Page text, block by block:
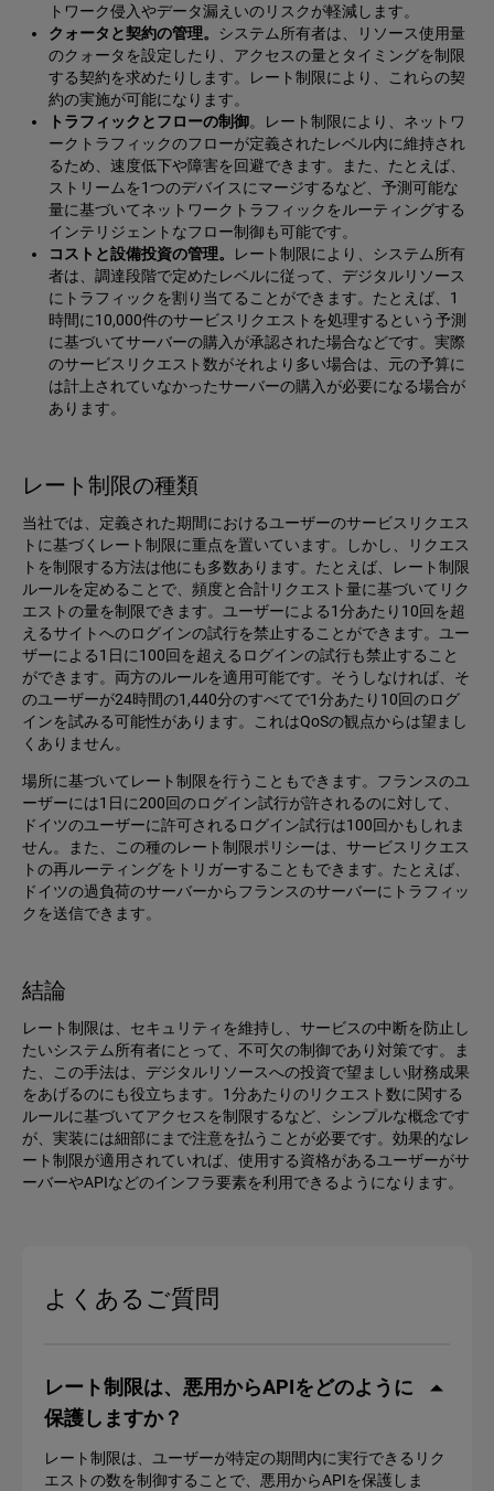
トワーク侵入やデータ漏えいのリスクが軽減します。
クォータと契約の管理。
システム所有者は、リソース使用量
のクォータを設定したり、アクセスの量とタイミングを制限
する契約を求めたりします。レート制限により、これらの契
約の実施が可能になります。
トラフィックとフローの制御。レート制限により、ネットワ
ークトラフィックのフローが定義されたレベル内に維持され
るため、速度低下や障害を回避できます。また、たとえば、
ストリームを1つのデバイスにマージするなど、予測可能な
量に基づいてネットワークトラフィックをルーティングする
インテリジェントなフロー制御も可能です。
コストと設備投資の管理。
レート制限により、システム所有
者は、調達段階で定めたレベルに従って、デジタルリソース
にトラフィックを割り当てることができます。たとえば、1
時間に10,000件のサービスリクエストを処理するという予測
に基づいてサーバーの購入が承認された場合などです。実際
のサービスリクエスト数がそれより多い場合は、元の予算に
は計上されていなかったサーバーの購入が必要になる場合が
あります。
レート制限の種類
当社では、定義された期間におけるユーザーのサービスリクエス
トに基づくレート制限に重点を置いています。しかし、リクエス
トを制限する方法は他にも多数あります。たとえば、レート制限
ルールを定めることで、頻度と合計リクエスト量に基づいてリク
エストの量を制限できます。ユーザーによる1分あたり10回を超
えるサイトへのログインの試行を禁止することができます。ユー
ザーによる1日に100回を超えるログインの試行も禁止すること
ができます。両方のルールを適用可能です。そうしなければ、そ
のユーザーが24時間の1,440分のすべてで1分あたり10回のログ
インを試みる可能性があります。これはQoSの観点からは望まし
くありません。
場所に基づいてレート制限を行うこともできます。フランスのユ
ーザーには1日に200回のログイン試行が許されるのに対して、
ドイツのユーザーに許可されるログイン試行は100回かもしれま
せん。また、この種のレート制限ポリシーは、サービスリクエス
トの再ルーティングをトリガーすることもできます。たとえば、
ドイツの過負荷のサーバーからフランスのサーバーにトラフィッ
クを送信できます。
結論
レート制限は、セキュリティを維持し、サービスの中断を防止し
たいシステム所有者にとって、不可欠の制御であり対策です。ま
た、この手法は、デジタルリソースへの投資で望ましい財務成果
をあげるのにも役立ちます。1分あたりのリクエスト数に関する
ルールに基づいてアクセスを制限するなど、シンプルな概念です
が、実装には細部にまで注意を払うことが必要です。効果的なレ
ート制限が適用されていれば、使用する資格があるユーザーがサ
ーバーやAPIなどのインフラ要素を利用できるようになります。
よくあるご質問
レート制限は、悪用からAPIをどのように
保護しますか？
レート制限は、ユーザーが特定の期間内に実行できるリク
エストの数を制御することで、悪用からAPIを保護しま